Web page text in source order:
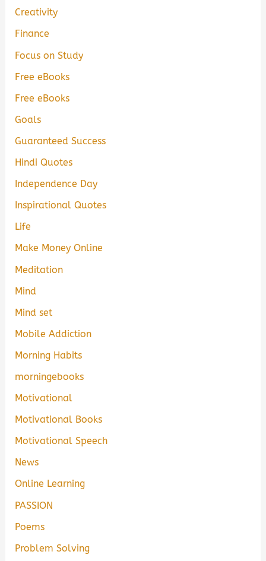
Creativity
Finance
Focus on Study
Free eBooks
Free eBooks
Goals
Guaranteed Success
Hindi Quotes
Independence Day
Inspirational Quotes
Life
Make Money Online
Meditation
Mind
Mind set
Mobile Addiction
Morning Habits
morningebooks
Motivational
Motivational Books
Motivational Speech
News
Online Learning
PASSION
Poems
Problem Solving